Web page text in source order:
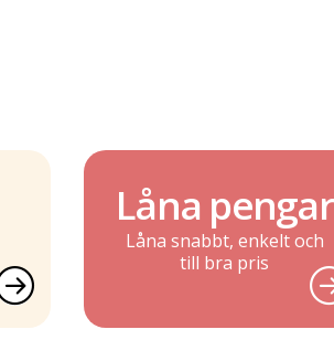
Låna pengar
Låna snabbt, enkelt och
till bra pris